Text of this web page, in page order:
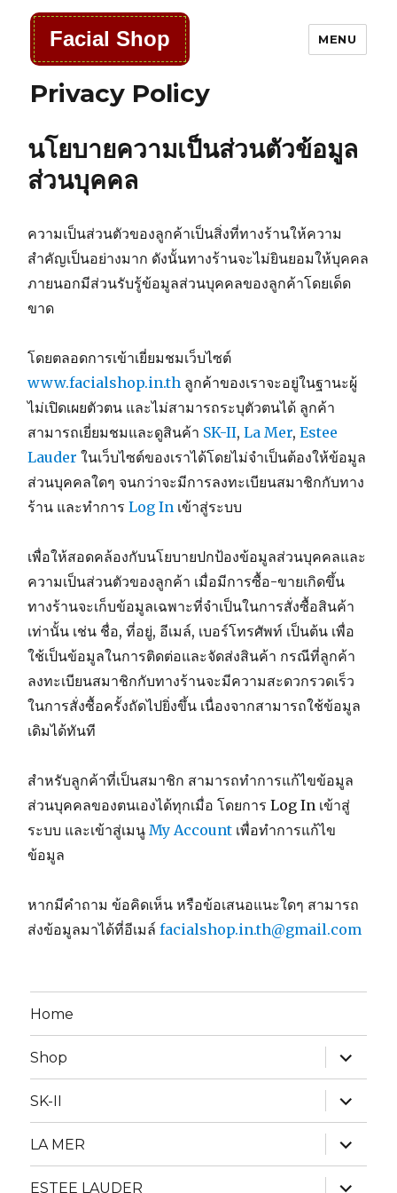
Facial Shop MENU
Privacy Policy
นโยบายความเป็นส่วนตัวข้อมูล
ส่วนบุคคล
ความเป็นส่วนตัวของลูกค้าเป็นสิ่งที่ทางร้านให้ความ
สำคัญเป็นอย่างมาก ดังนั้นทางร้านจะไม่ยินยอมให้บุคคล
ภายนอกมีส่วนรับรู้ข้อมูลส่วนบุคคลของลูกค้าโดยเด็ด
ขาด
โดยตลอดการเข้าเยี่ยมชมเว็บไซต์
www.facialshop.in.th ลูกค้าของเราจะอยู่ในฐานะผู้
ไม่เปิดเผยตัวตน และไม่สามารถระบุตัวตนได้ ลูกค้า
สามารถเยี่ยมชมและดูสินค้า SK-II,La Mer,Estee
Lauder ในเว็บไซต์ของเราได้โดยไม่จำเป็นต้องให้ข้อมูล
ส่วนบุคคลใดๆ จนกว่าจะมีการลงทะเบียนสมาชิกกับทาง
ร้าน และทำการLog In เข้าสู่ระบบ
เพื่อให้สอดคล้องกับนโยบายปกป้องข้อมูลส่วนบุคคลและ
ความเป็นส่วนตัวของลูกค้า เมื่อมีการซื้อ-ขายเกิดขึ้น
ทางร้านจะเก็บข้อมูลเฉพาะที่จำเป็นในการสั่งซื้อสินค้า
เท่านั้น เช่น ชื่อ, ที่อยู่, อีเมล์, เบอร์โทรศัพท์ เป็นต้น เพื่อ
ใช้เป็นข้อมูลในการติดต่อและจัดส่งสินค้า กรณีที่ลูกค้า
ลงทะเบียนสมาชิกกับทางร้านจะมีความสะดวกรวดเร็ว
ในการสั่งซื้อครั้งถัดไปยิ่งขึ้น เนื่องจากสามารถใช้ข้อมูล
เดิมได้ทันที
สำหรับลูกค้าที่เป็นสมาชิก สามารถทำการแก้ไขข้อมูล
ส่วนบุคคลของตนเองได้ทุกเมื่อ โดยการ Log In เข้าสู่
ระบบ และเข้าสู่เมนูMy Account เพื่อทำการแก้ไข
ข้อมูล
หากมีคำถาม ข้อคิดเห็น หรือข้อเสนอแนะใดๆ สามารถ
ส่งข้อมูลมาได้ที่อีเมล์facialshop.in.th@gmail.com
Home
Shop
expand
child
menu
SK-II
expand
child
menu
LA MER
expand
child
menu
ESTEE LAUDER
expand